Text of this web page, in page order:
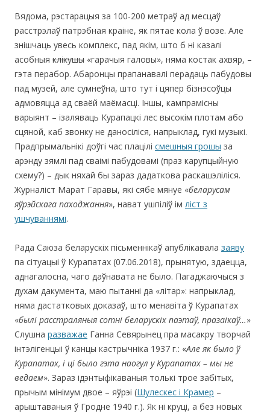
Вядома, рэстарацыя за 100-200 метраў ад месцаў
расстрэлаў патрэбная краіне, як пятае кола ў возе. Але
знішчаць увесь комплекс, пад якім, што б ні казалі
асобныя клікушы «гарачыя галовы», няма костак ахвяр, –
гэта перабор. Абаронцы прапанавалі перадаць пабудовы
пад музей, але сумнеўна, што тут і цяпер бізнэсоўцы
адмовяцца ад сваёй маёмасці. Іншы, кампрамісны
варыянт – ізаляваць Курапацкі лес высокім плотам або
сцяной, каб звонку не даносіліся, напрыклад, гукі музыкі.
Прадпрымальнікі доўгі час плацілі смешныя грошы за
арэнду зямлі пад сваімі пабудовамі (праз карупцыйную
схему?) – дык няхай бы зараз дадаткова раскашэліліся.
Журналіст Марат Гаравы, які сябе мянуе «беларусам
яўрэйскага паходжання», нават ушпіліў ім ліст з
ушчуваннямі.
Рада Саюза беларускiх пісьменнікаў апублікавала заяву
па сітуацыі ў Курапатах (07.06.2018), прынятую, здаецца,
аднагалосна, чаго даўнавата не было. Пагаджаючыся з
духам дакумента, маю пытанні да «літар»: напрыклад,
няма дастатковых доказаў, што менавіта ў Курапатах
«былі расстраляныя сотні беларускіх паэтаў, празаікаў…»
Слушна разважае Ганна Севярынец пра масакру творчай
інтэлігенцыі ў канцы кастрычніка 1937 г.: «Але як было ў
Курапатах, і ці было гэта наогул у Курапатах – мы не
ведаем». Зараз ідэнтыфікаваныя толькi трое забітых,
прычым мінімум двое – яўрэі (Шулескес і Крамер –
арыштаваныя ў Гродне 1940 г.). Як ні круці, а без новых